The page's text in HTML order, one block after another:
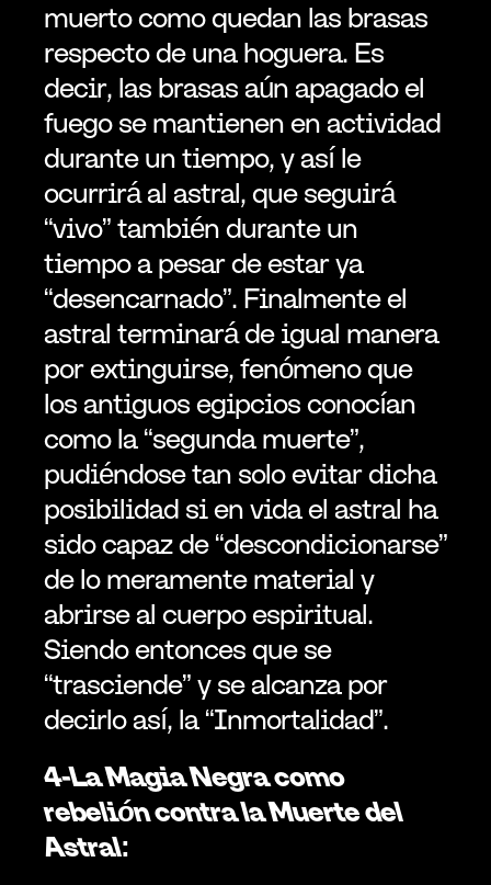
muerto como quedan las brasas
respecto de una hoguera. Es
decir, las brasas aún apagado el
fuego se mantienen en actividad
durante un tiempo, y así le
ocurrirá al astral, que seguirá
“vivo” también durante un
tiempo a pesar de estar ya
“desencarnado”. Finalmente el
astral terminará de igual manera
por extinguirse, fenómeno que
los antiguos egipcios conocían
como la “segunda muerte”,
pudiéndose tan solo evitar dicha
posibilidad si en vida el astral ha
sido capaz de “descondicionarse”
de lo meramente material y
abrirse al cuerpo espiritual.
Siendo entonces que se
“trasciende” y se alcanza por
decirlo así, la “Inmortalidad”.
4-La Magia Negra como
rebelión contra la Muerte del
Astral: